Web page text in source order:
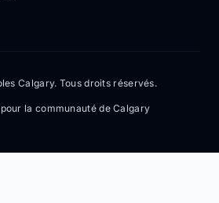
Calgary. Tous droits réservés.
pour la communauté de Calgary